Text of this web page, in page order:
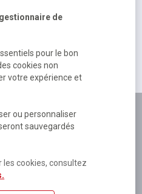
occasionée.
Retour à l'accueil
de
pour le bon
cookies non
votre expérience et
ou personnaliser
sauvegardés
les cookies, consultez